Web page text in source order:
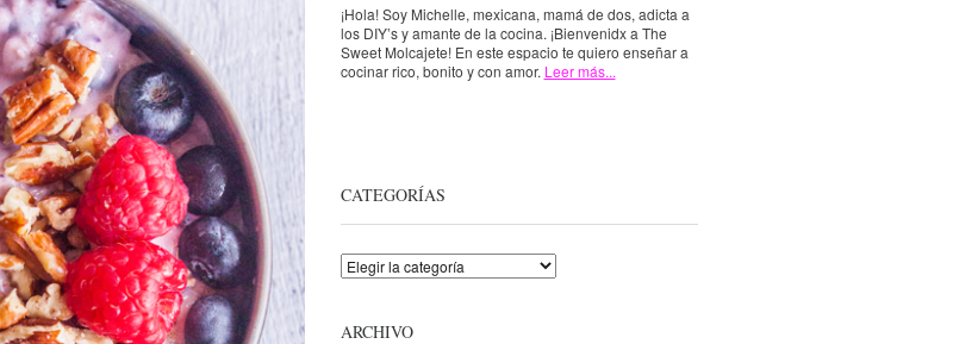
¡Hola! Soy Michelle, mexicana, mamá de dos, adicta a
los DIY’s y amante de la cocina. ¡Bienvenidx a The
Sweet Molcajete! En este espacio te quiero enseñar a
cocinar rico, bonito y con amor. Leer más...
CATEGORÍAS
Categorías
ARCHIVO